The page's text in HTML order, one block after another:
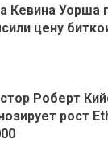
Кевина Уорша
цену
Роберт
рост